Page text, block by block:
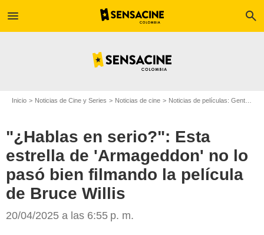
menu search
Inicio Noticias de Cine y Series Noticias de cine Noticias de películas: Gente
"¿Hablas en serio?": Esta
estrella de 'Armageddon' no lo
pasó bien filmando la película
de Bruce Willis
20/04/2025 a las 6:55 p. m.
Buena Vista Pictures